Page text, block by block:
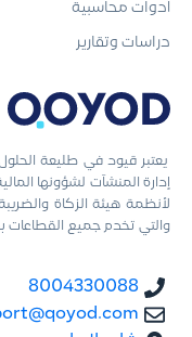
يعتبر قيود في طليعة
إدارة المنشآت لشؤونها
لأنظمة هيئة الزكاة
والتي تخدم جميع القطاعات
8004330088
أدوات محاسبية
دراسات وتقارير